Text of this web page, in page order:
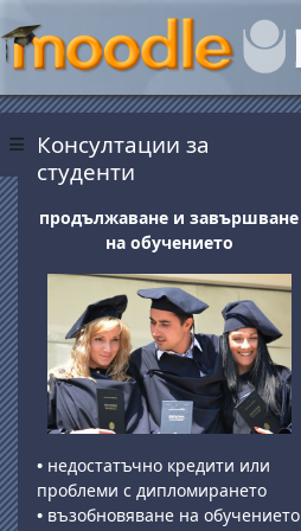
Страничен панел
Блокове
Консултации за
студенти
продължаване и завършване
на обучението
• недостатъчно кредити или
проблеми с дипломирането
• възобновяване на обучението